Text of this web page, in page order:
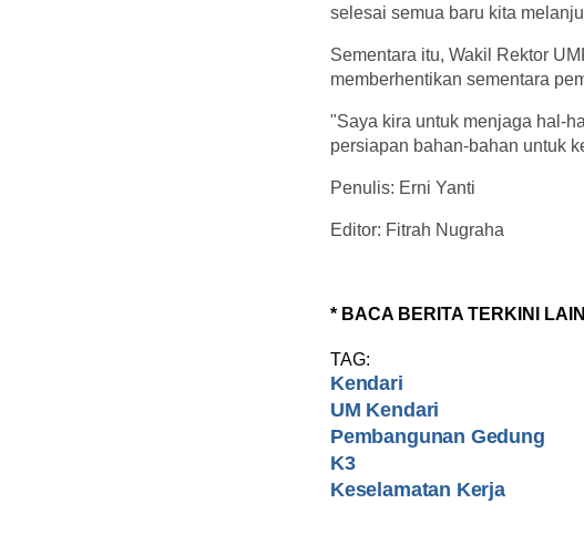
selesai semua baru kita
Sementara itu, Wakil Rektor
memberhentikan sementara
"Saya kira untuk menjaga hal-
persiapan bahan-bahan untuk
Penulis: Erni Yanti
Editor: Fitrah Nugraha
* BACA BERITA TERKINI
TAG:
Kendari
UM Kendari
Pembangunan Gedung
K3
Keselamatan Kerja